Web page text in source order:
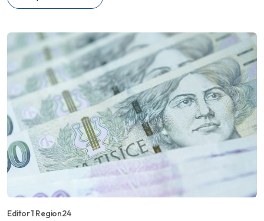
Editor 1 Region24